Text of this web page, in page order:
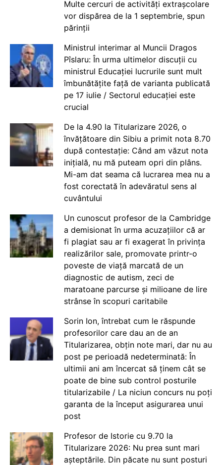
Multe cercuri de activități extrașcolare
vor dispărea de la 1 septembrie, spun
părinții
Ministrul interimar al Muncii Dragos
Pîslaru: În urma ultimelor discuții cu
ministrul Educației lucrurile sunt mult
îmbunătățite față de varianta publicată
pe 17 iulie / Sectorul educației este
crucial
De la 4.90 la Titularizare 2026, o
învățătoare din Sibiu a primit nota 8.70
după contestație: Când am văzut nota
inițială, nu mă puteam opri din plâns.
Mi-am dat seama că lucrarea mea nu a
fost corectată în adevăratul sens al
cuvântului
Un cunoscut profesor de la Cambridge
a demisionat în urma acuzațiilor că ar
fi plagiat sau ar fi exagerat în privința
realizărilor sale, promovate printr-o
poveste de viață marcată de un
diagnostic de autism, zeci de
maratoane parcurse și milioane de lire
strânse în scopuri caritabile
Sorin Ion, întrebat cum le răspunde
profesorilor care dau an de an
Titularizarea, obțin note mari, dar nu au
post pe perioadă nedeterminată: În
ultimii ani am încercat să ținem cât se
poate de bine sub control posturile
titularizabile / La niciun concurs nu poți
garanta de la început asigurarea unui
post
Profesor de Istorie cu 9.70 la
Titularizare 2026: Nu prea sunt mari
așteptările. Din păcate nu sunt posturi